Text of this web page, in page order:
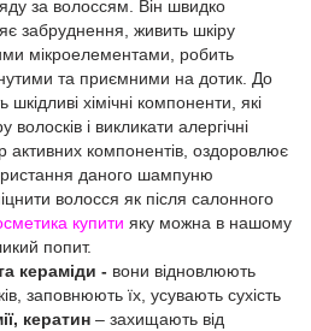
за волоссям. Він швидко
забруднення, живить шкіру
мікроелементами, робить
та приємними на дотик. До
хімічні компоненти, які
і викликати алергічні
активних компонентів, оздоровлює
даного шампуню
волосся як після салонного
купити яку можна в нашому
попит.
кераміди - вони відновлюють
заповнюють їх, усувають сухість
кератин – захищають від